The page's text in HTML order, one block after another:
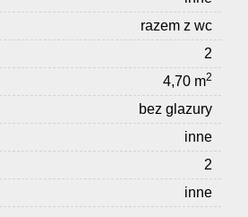
razem z wc
2
4,70 m2
bez glazury
inne
2
inne